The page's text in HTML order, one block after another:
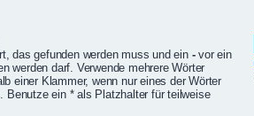
das gefunden werden muss und ein -vor ein
werden darf. Verwende mehrere Wörter
einer Klammer, wenn nur eines der Wörter
Benutze ein * als Platzhalter für teilweise